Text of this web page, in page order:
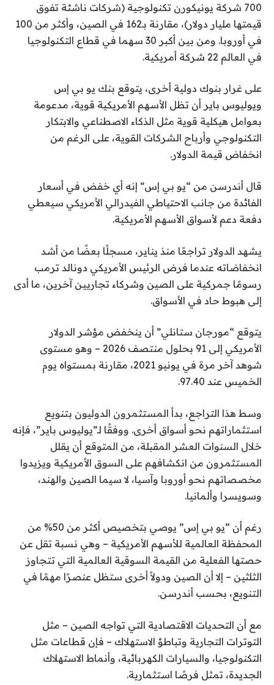
700 شركة يونيكورن تكنولوجية (شركات ناشئة تفوق
قيمتها مليار دولار)، مقارنة بـ162 في الصين، وأكثر من 100
في أوروبا. ومن بين أكبر 30 سهما في قطاع التكنولوجيا
في العالم 22 شركة أمريكية.
على غرار بنوك دولية أخرى، يتوقع بنك يو بي إس
ويوليوس باير أن تظل الأسهم الأمريكية قوية، مدعومة
بعوامل هيكلية قوية مثل الذكاء الاصطناعي والابتكار
التكنولوجي وأرباح الشركات القوية، على الرغم من
انخفاض قيمة الدولار.
قال أندرسن من “يو بي إس” إنه أي خفض في أسعار
الفائدة من جانب الاحتياطي الفيدرالي الأمريكي سيعطي
دفعة دعم لأسواق الأسهم الأمريكية.
يشهد الدولار تراجعًا منذ يناير، مسجلًا بعضًا من أشد
انخفاضاته عندما فرض الرئيس الأمريكي دونالد ترمب
رسومًا جمركية على الصين وشركاء تجاريين آخرين، ما أدى
إلى هبوط حاد في الأسواق.
يتوقع “مورجان ستانلي” أن ينخفض مؤشر الدولار
الأمريكي إلى 91 بحلول منتصف 2026 – وهو مستوى
شوهد آخر مرة في يونيو 2021، مقارنة بمستواه يوم
الخميس عند 97.40.
وسط هذا التراجع، بدأ المستثمرون الدوليون بتنويع
استثماراتهم نحو أسواق أخرى. ووفقًا لـ”يوليوس باير”، فإنه
خلال السنوات العشر المقبلة، من المتوقع أن يقلل
المستثمرون من انكشافهم على السوق الأمريكية ويزيدوا
مخصصاتهم نحو أوروبا وآسيا، لا سيما الصين والهند،
وسويسرا وألمانيا.
رغم أن “يو بي إس” يوصي بتخصيص أكثر من 50% من
المحفظة العالمية للأسهم الأمريكية – وهي نسبة تقل عن
حصتها الفعلية من القيمة السوقية العالمية التي تتجاوز
الثلثين – إلا أن الصين ودولاً أخرى ستظل عنصرًا مهمًا في
التنويع، بحسب أندرسن.
مع أن التحديات الاقتصادية التي تواجه الصين – مثل
التوترات التجارية وتباطؤ الاستهلاك – فإن قطاعات مثل
التكنولوجيا، والسيارات الكهربائية، وأنماط الاستهلاك
الجديدة، تمثل فرصًا استثمارية.